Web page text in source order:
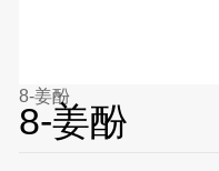
8-姜酚
8-姜酚